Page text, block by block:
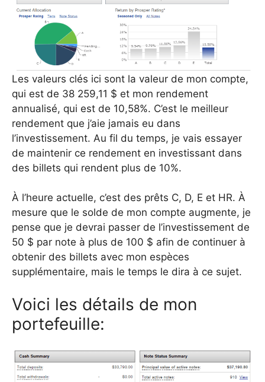
Les valeurs clés ici sont la valeur de mon compte,
qui est de 38 259,11 $ et mon rendement
annualisé, qui est de 10,58%. C’est le meilleur
rendement que j’aie jamais eu dans
l’investissement. Au fil du temps, je vais essayer
de maintenir ce rendement en investissant dans
des billets qui rendent plus de 10%.
À l’heure actuelle, c’est des prêts C, D, E et HR. À
mesure que le solde de mon compte augmente, je
pense que je devrai passer de l’investissement de
50 $ par note à plus de 100 $ afin de continuer à
obtenir des billets avec mon espèces
supplémentaire, mais le temps le dira à ce sujet.
Voici les détails de mon
portefeuille: